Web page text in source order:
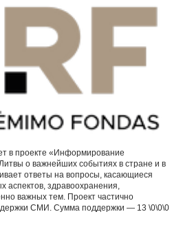
в проекте «Информирование
о важнейших событиях в стране и в
ответы на вопросы, касающиеся
аспектов, здравоохранения,
важных тем. Проект частично
СМИ. Сумма поддержки — 13 \0\0\0